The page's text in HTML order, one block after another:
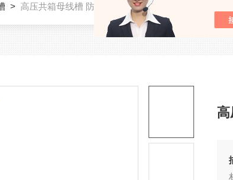
> 高压共箱母线槽 防腐性良好